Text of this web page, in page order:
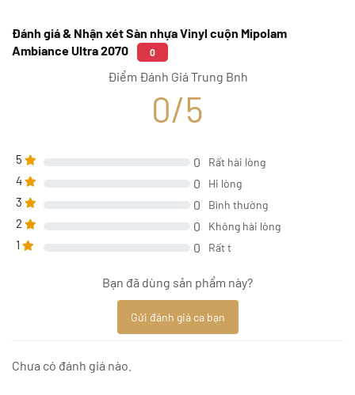
Đánh giá & Nhận xét Sàn nhựa Vinyl cuộn Mipolam
Ambiance Ultra 2070
0
Điểm Đánh Giá Trung Bnh
0/5
5 0 Rất hài lòng
4 0 Hi lòng
3 0 Bình thường
2 0 Không hài lòng
1 0 Rất t
Bạn đã dùng sản phẩm này?
Gửi đánh giá ca bạn
Chưa có đánh giá nào.